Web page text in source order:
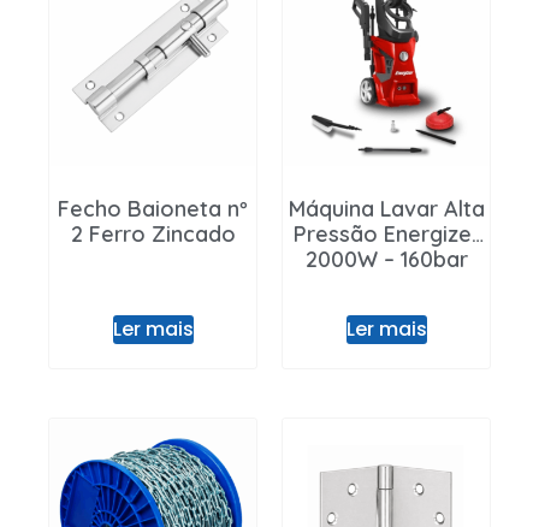
Fecho Baioneta nº
2 Ferro Zincado
Ler mais
Máquina Lavar Alta
Pressão Energizer
2000W – 160bar
Ler mais